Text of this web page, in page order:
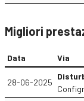
Migliori
Data Via
28-06-2025